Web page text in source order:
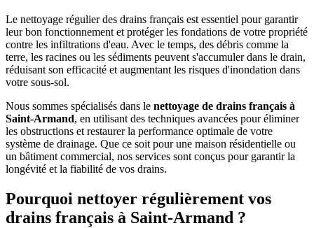
Le nettoyage régulier des drains français est essentiel pour garantir
leur bon fonctionnement et protéger les fondations de votre propriété
contre les infiltrations d'eau. Avec le temps, des débris comme la
terre, les racines ou les sédiments peuvent s'accumuler dans le drain,
réduisant son efficacité et augmentant les risques d'inondation dans
votre sous-sol.
Nous sommes spécialisés dans le nettoyage de drains français à
Saint-Armand, en utilisant des techniques avancées pour éliminer
les obstructions et restaurer la performance optimale de votre
système de drainage. Que ce soit pour une maison résidentielle ou
un bâtiment commercial, nos services sont conçus pour garantir la
longévité et la fiabilité de vos drains.
Pourquoi nettoyer régulièrement vos
drains français à Saint-Armand ?